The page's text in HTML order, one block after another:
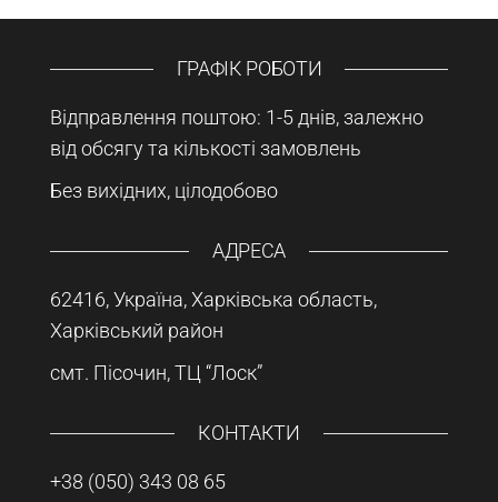
ГРАФІК РОБОТИ
Відправлення поштою: 1-5 днів, залежно
від обсягу та кількості замовлень
Без вихідних, цілодобово
АДРЕСА
62416, Україна, Харківська область,
Харківський район
смт. Пісочин, ТЦ “Лоск”
КОНТАКТИ
+38 (050) 343 08 65